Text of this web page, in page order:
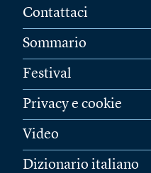
Contattaci
Sommario
Festival
Privacy e cookie
Video
Dizionario italiano